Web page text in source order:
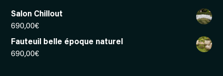
Salon Chillout
690,00€
Fauteuil belle époque naturel
690,00€